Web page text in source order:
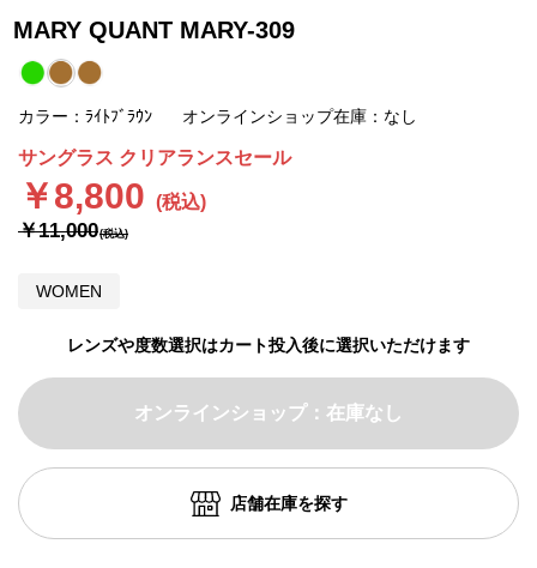
MARY QUANT MARY-309
WOMEN
カラー：ﾗｲﾄﾌﾞﾗｳﾝ オンラインショップ在庫：なし
レンズや度数選択はカート投入後に選択いただけます
サングラス クリアランスセール
￥8,800
￥11,000
オンラインショップ：在庫なし
店舗在庫を探す